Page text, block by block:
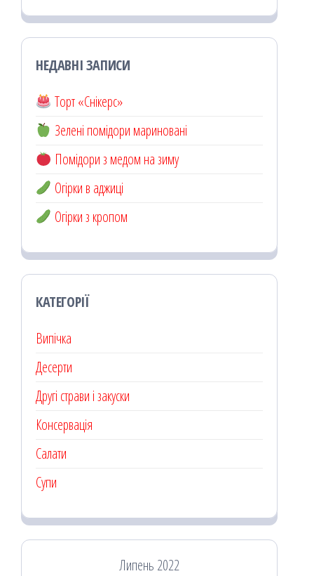
НЕДАВНІ ЗАПИСИ
Торт «Снікерс»
Зелені помідори мариновані
Помідори з медом на зиму
Огірки в аджиці
Огірки з кропом
КАТЕГОРІЇ
Випічка
Десерти
Другі страви і закуски
Консервація
Салати
Супи
Липень 2022